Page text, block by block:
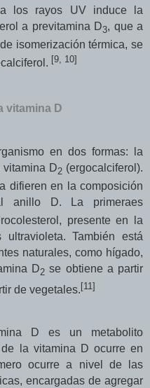
los rayos UV induce la
a previtamina D3, que a
isomerización térmica, se
[9, 10]
vitamina D
en dos formas: la
vitamina D2 (ergocalciferol).
difieren en la composición
anillo D. La primeraes
presente en la
También está
naturales, como hígado,
D2 se obtiene a partir
de vegetales.[11]
D es un metabolito
la vitamina D ocurre en
ocurre a nivel de las
encargadas de agregar